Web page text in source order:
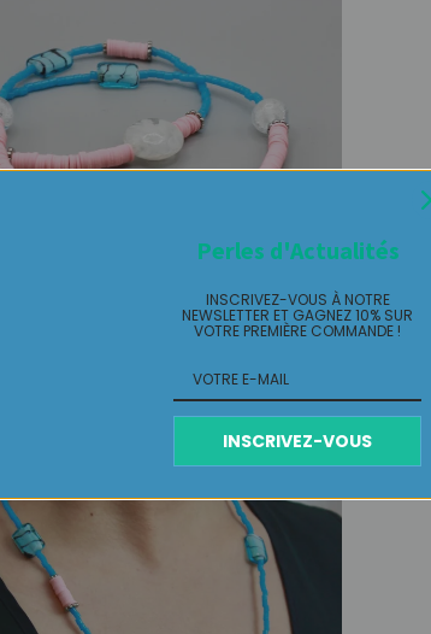
Perles d'Actualités
INSCRIVEZ-VOUS À NOTRE
NEWSLETTER ET GAGNEZ 10% SUR
VOTRE PREMIÈRE COMMANDE !
INSCRIVEZ-VOUS